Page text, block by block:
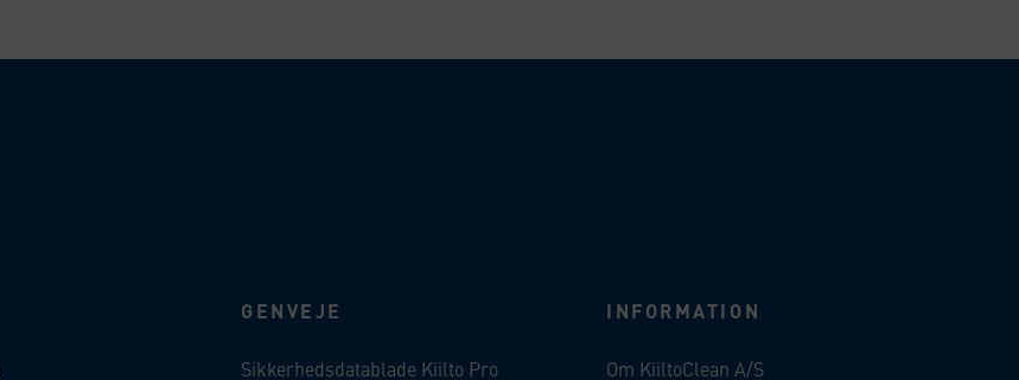
GENVEJE
Sikkerhedsdatablade Kiilto Pro
INFORMATION
Om KiiltoClean A/S